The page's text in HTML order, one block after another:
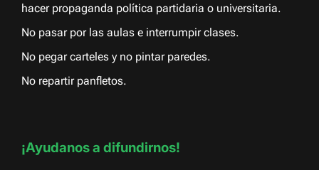
hacer propaganda política partidaria o universitaria.
No pasar por las aulas e interrumpir clases.
No pegar carteles y no pintar paredes.
No repartir panfletos.
¡Ayudanos a difundirnos!